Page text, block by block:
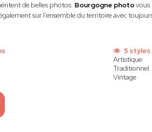
de belles photos. Bourgogne photovous
sur l'ensemble du territoire avec
5 styles
Artistique
Traditionnel
Vintage